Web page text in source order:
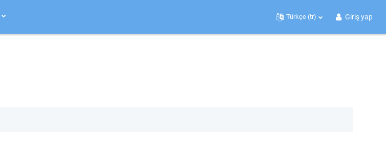
Türkçe ‎(tr)‎ Giriş yap